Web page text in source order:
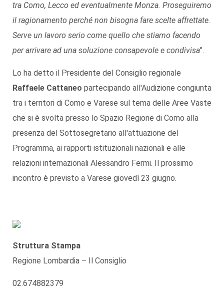
tra Como, Lecco ed eventualmente Monza. Proseguiremo
il ragionamento perché non bisogna fare scelte affrettate.
Serve un lavoro serio come quello che stiamo facendo
per arrivare ad una soluzione consapevole e condivisa".
Lo ha detto il Presidente del Consiglio regionale
Raffaele Cattaneo partecipando all'Audizione congiunta
tra i territori di Como e Varese sul tema delle Aree Vaste
che si è svolta presso lo Spazio Regione di Como alla
presenza del Sottosegretario all'attuazione del
Programma, ai rapporti istituzionali nazionali e alle
relazioni internazionali Alessandro Fermi. Il prossimo
incontro è previsto a Varese giovedì 23 giugno.
Struttura Stampa
Regione Lombardia – Il Consiglio
02.674882379